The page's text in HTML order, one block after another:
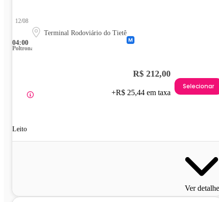
04:00
12/08
Terminal Rodoviário do Tietê
Poltrona
Leito
R$ 212,00
+R$ 25,44 em taxa
Selecionar
Ver